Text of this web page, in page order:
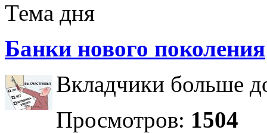
Тема дня
Банки нового поколения
Вкладчики больше
Просмотров: 1504